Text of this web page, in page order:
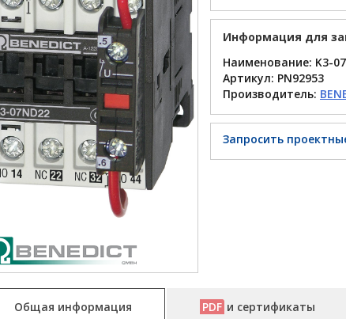
Информация для
Наименование: K3-
Артикул: PN92953
Производитель:
Запросить
Общая информация PDF и сертификаты